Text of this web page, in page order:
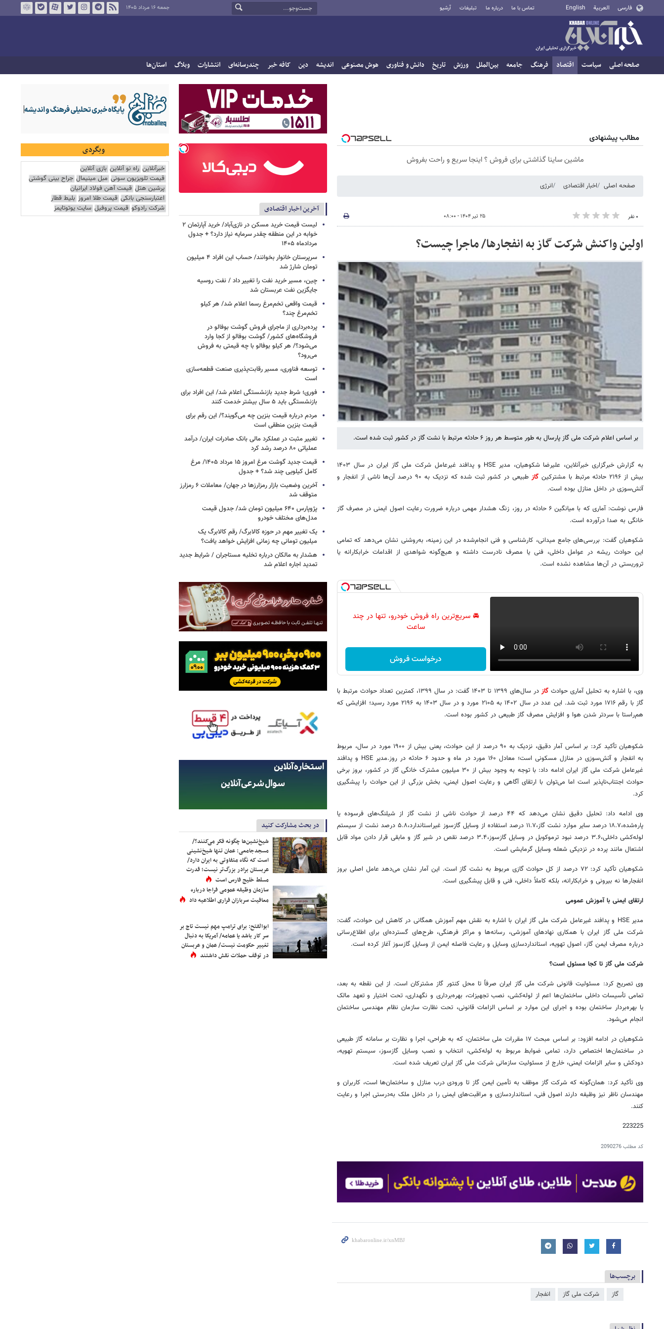
فارسی العربية English تماس با ما درباره ما تبلیغات آرشیو جمعه ۱۶ مرداد ۱۴۰۵
صفحه اصلی سیاست اقتصاد فرهنگ جامعه بین‌الملل ورزش تاریخ دانش و فناوری هوش مصنوعی اندیشه دین کافه خبر چندرسانه‌ای انتشارات وبلاگ استان‌ها
مطالب پیشنهادی
ماشین ساینا گذاشتی برای فروش ؟ اینجا سریع و راحت بفروش
صفحه اصلی اخبار اقتصادی انرژی
۰ نفر ۲۵ تیر ۱۴۰۴ - ۰۸:۰۰
اولین واکنش شرکت گاز به انفجارها/ ماجرا چیست؟
بر اساس اعلام شرکت ملی گاز پارسال به طور متوسط هر روز ۶ حادثه مرتبط با نشت گاز در کشور ثبت شده است.
به گزارش خبرگزاری خبرآنلاین، علیرضا شکوهیان، مدیر HSE و پدافند غیرعامل شرکت ملی گاز ایران در سال ۱۴۰۳
بیش از ۲۱۹۶ حادثه مرتبط با مشترکین
گاز
طبیعی در کشور ثبت شده که نزدیک به ۹۰ درصد آن‌ها ناشی از انفجار و
آتش‌سوزی در داخل منازل بوده است.
فارس نوشت: آماری که با میانگین ۶ حادثه در روز، زنگ هشدار مهمی درباره ضرورت رعایت اصول ایمنی در مصرف گاز
خانگی به صدا درآورده است.
شکوهیان گفت: بررسی‌های جامع میدانی، کارشناسی و فنی انجام‌شده در این زمینه، به‌روشنی نشان می‌دهد که تمامی
این حوادث ریشه در عوامل داخلی، فنی یا مصرف نادرست داشته و هیچ‌گونه شواهدی از اقدامات خرابکارانه یا
تروریستی در آن‌ها مشاهده نشده است.
🚘 سریع‌ترین راه فروش خودرو، تنها در چند
ساعت
درخواست فروش
وی، با اشاره به تحلیل آماری حوادث گاز
در سال‌های ۱۳۹۹ تا ۱۴۰۳ گفت: در سال ۱۳۹۹، کمترین تعداد حوادث مرتبط با
گاز با رقم ۱۷۱۶ مورد ثبت شد. این عدد در سال ۱۴۰۲ به ۲۱۰۵ مورد و در سال ۱۴۰۳ به ۲۱۹۶ مورد رسید؛ افزایشی که
هم‌راستا با سردتر شدن هوا و افزایش مصرف گاز طبیعی در کشور بوده است.
شکوهیان تأکید کرد: بر اساس آمار دقیق، نزدیک به ۹۰ درصد از این حوادث، یعنی بیش از ۱۹۰۰ مورد در سال، مربوط
به انفجار و آتش‌سوزی در منازل مسکونی است؛ معادل ۱۶۰ مورد در ماه و حدود ۶ حادثه در روز.مدیر HSE و پدافند
غیرعامل شرکت ملی گاز ایران ادامه داد: با توجه به وجود بیش از ۳۰ میلیون مشترک خانگی گاز در کشور، بروز برخی
حوادث اجتناب‌ناپذیر است اما می‌توان با ارتقای آگاهی و رعایت اصول ایمنی، بخش بزرگی از این حوادث را پیشگیری
کرد.
وی ادامه داد: تحلیل دقیق نشان می‌دهد که ۴۴ درصد از حوادث ناشی از نشت گاز از شیلنگ‌های فرسوده یا
پاره‌شده،۱۸.۷ درصد سایر موارد نشت گاز،۱۱.۷ درصد استفاده از وسایل گازسوز غیراستاندارد،۵.۸ درصد نشت از سیستم
لوله‌کشی داخلی،۳.۶ درصد نبود ترموکوبل در وسایل گازسوز،۳.۴ درصد نقص در شیر گاز و مابقی قرار دادن مواد قابل
اشتعال مانند پرده در نزدیکی شعله وسایل گرمایشی است.
شکوهیان تأکید کرد: ۷۲ درصد از کل حوادث گازی مربوط به نشت گاز است. این آمار نشان می‌دهد عامل اصلی بروز
انفجارها نه بیرونی و خرابکارانه، بلکه کاملاً داخلی، فنی و قابل پیشگیری است.
ارتقای ایمنی با آموزش عمومی
مدیر HSE و پدافند غیرعامل شرکت ملی گاز ایران با اشاره به نقش مهم آموزش همگانی در کاهش این حوادث، گفت:
شرکت ملی گاز ایران با همکاری نهادهای آموزشی، رسانه‌ها و مراکز فرهنگی، طرح‌های گسترده‌ای برای اطلاع‌رسانی
درباره مصرف ایمن گاز، اصول تهویه، استانداردسازی وسایل و رعایت فاصله ایمن از وسایل گازسوز آغاز کرده است.
شرکت ملی گاز تا کجا مسئول است؟
وی تصریح کرد: مسئولیت قانونی شرکت ملی گاز ایران صرفاً تا محل کنتور گاز مشترکان است. از این نقطه به بعد،
تمامی تأسیسات داخلی ساختمان‌ها اعم از لوله‌کشی، نصب تجهیزات، بهره‌برداری و نگهداری، تحت اختیار و تعهد مالک
یا بهره‌بردار ساختمان بوده و اجرای این موارد بر اساس الزامات قانونی، تحت نظارت سازمان نظام مهندسی ساختمان
انجام می‌شود.
شکوهیان در ادامه افزود: بر اساس مبحث ۱۷ مقررات ملی ساختمان، که به طراحی، اجرا و نظارت بر سامانه گاز طبیعی
در ساختمان‌ها اختصاص دارد، تمامی ضوابط مربوط به لوله‌کشی، انتخاب و نصب وسایل گازسوز، سیستم تهویه،
دودکش و سایر الزامات ایمنی، خارج از مسئولیت سازمانی شرکت ملی گاز ایران تعریف شده است.
وی تأکید کرد: همان‌گونه که شرکت گاز موظف به تأمین ایمن گاز تا ورودی درب منازل و ساختمان‌ها است، کاربران و
مهندسان ناظر نیز وظیفه دارند اصول فنی، استانداردسازی و مراقبت‌های ایمنی را در داخل ملک به‌درستی اجرا و رعایت
کنند.
223225
کد مطلب2090276
برچسب‌ها
گاز شرکت ملی گاز انفجار
آخرین اخبار اقتصادی
لیست قیمت خرید مسکن در نازی‌آباد/ خرید آپارتمان ۲
خوابه در این منطقه چقدر سرمایه نیاز دارد؟ + جدول
مردادماه ۱۴۰۵
سرپرستان خانوار بخوانند/ حساب این افراد ۴ میلیون
تومان شارژ شد
چین، مسیر خرید نفت را تغییر داد / نفت روسیه
جایگزین نفت عربستان شد
قیمت واقعی تخم‌مرغ رسما اعلام شد/ هر کیلو
تخم‌مرغ چند؟
پرده‌برداری از ماجرای فروش گوشت بوفالو در
فروشگاه‌های کشور/ گوشت بوفالو از کجا وارد
می‌شود؟/ هر کیلو بوفالو با چه قیمتی به فروش
می‌رود؟
توسعه فناوری، مسیر رقابت‌پذیری صنعت قطعه‌سازی
است
فوری؛ شرط جدید بازنشستگی اعلام شد/ این افراد برای
بازنشستگی باید ۵ سال بیشتر خدمت کنند
مردم درباره قیمت بنزین چه می‌گویند؟/ این رقم برای
قیمت بنزین منطقی است
تغییر مثبت در عملکرد مالی بانک صادرات ایران/ درآمد
عملیاتی ۸۰ درصد رشد کرد
قیمت جدید گوشت مرغ امروز ۱۵ مرداد ۱۴۰۵/ مرغ
کامل کیلویی چند شد؟ + جدول
آخرین وضعیت بازار رمزارزها در جهان/ معاملات ۶ رمزارز
متوقف شد
پژوپارس ۶۴۰ میلیون تومان شد/ جدول قیمت
مدل‌های مختلف خودرو
یک تغییر مهم در حوزه کالابرگ/ رقم کالابرگ یک
میلیون تومانی چه زمانی افزایش خواهد یافت؟
هشدار به مالکان درباره تخلیه مستاجران / شرایط جدید
تمدید اجاره اعلام شد
در بحث مشارکت کنید
شیخ‌نشین‌ها چگونه فکر می‌کنند؟/
مسجدجامعی: عمان تنها شیخ‌نشینی
است که نگاه متفاوتی به ایران دارد/
عربستان برادر بزرگ‌تر نیست؛ قدرت
مسلط خلیج فارس است
سازمان وظیفه عمومی فراجا درباره
معافیت سربازان فراری اطلاعیه داد
ابوالفتح: برای ترامپ مهم نیست تاج بر
سر کار باشد یا عمامه/ آمریکا به دنبال
تغییر حکومت نیست/ عمان و عربستان
در توقف حملات نقش داشتند
وبگردی
خبرآنلاین راه نو آنلاین بازی آنلاین
قیمت تلویزیون سونی مبل مینیمال جراح بینی گوشتی
پرشین هتل قیمت آهن فولاد ایرانیان
اعتبارسنجی بانکی قیمت طلا امروز بلیط قطار
شرکت رادوکو قیمت پروفیل سایت یوتوتایمز